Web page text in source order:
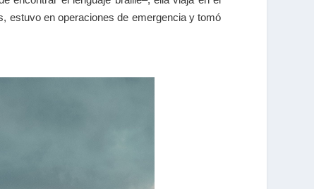
estuvo en operaciones de emergencia y tomó